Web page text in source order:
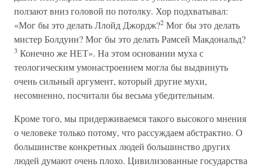
ползают вниз головой по потолку. Хор подхватывал:
«Мог бы это делать Ллойд Джордж?2 Мог бы это делать
мистер Болдуин? Мог бы это делать Рамсей Макдональд?
3 Конечно же НЕТ». На этом основании муха с
теологическим умонастроением могла бы выдвинуть
очень сильный аргумент, который другие мухи,
несомненно, посчитали бы весьма убедительным.
Кроме того, мы придерживаемся такого высокого мнения
о человеке только потому, что рассуждаем абстрактно. О
большинстве конкретных людей большинство других
людей думают очень плохо. Цивилизованные государства